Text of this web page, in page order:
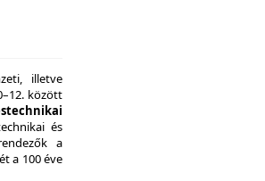
illetve
között
és
a
a 100 éve